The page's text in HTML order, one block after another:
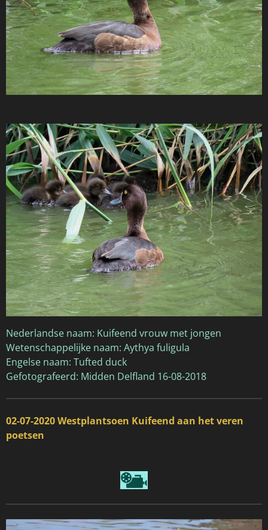
Nederlandse naam: Kuifeend vrouw met jongen
Wetenschappelijke naam: Aythya fuligula
Engelse naam: Tufted duck
Gefotografeerd: Midden Delfland 16-08-2018
02-07-2020 Westplantsoen Kuifeend aan het veren
poetsen